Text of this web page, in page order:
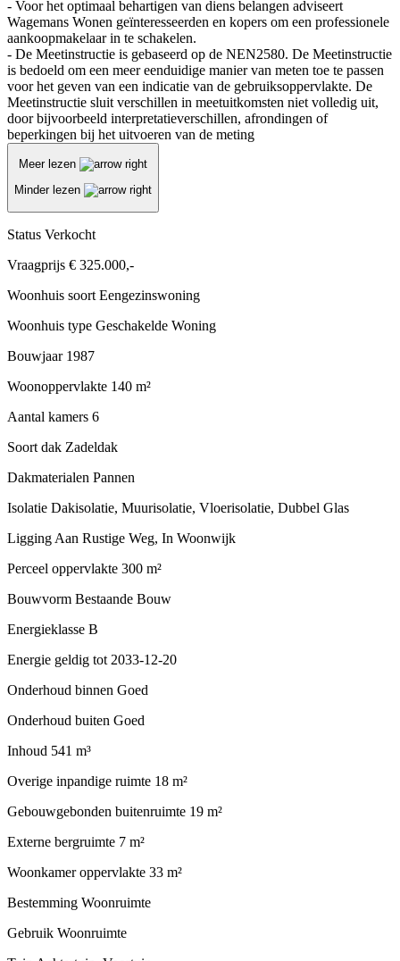
- Voor het optimaal behartigen van diens belangen adviseert
Wagemans Wonen geïnteresseerden en kopers om een professionele
aankoopmakelaar in te schakelen.
- De Meetinstructie is gebaseerd op de NEN2580. De Meetinstructie
is bedoeld om een meer eenduidige manier van meten toe te passen
voor het geven van een indicatie van de gebruiksoppervlakte. De
Meetinstructie sluit verschillen in meetuitkomsten niet volledig uit,
door bijvoorbeeld interpretatieverschillen, afrondingen of
beperkingen bij het uitvoeren van de meting
Meer lezen
Minder lezen
Status Verkocht
Vraagprijs € 325.000,-
Woonhuis soort Eengezinswoning
Woonhuis type Geschakelde Woning
Bouwjaar 1987
Woonoppervlakte 140 m²
Aantal kamers 6
Soort dak Zadeldak
Dakmaterialen Pannen
Isolatie Dakisolatie, Muurisolatie, Vloerisolatie, Dubbel Glas
Ligging Aan Rustige Weg, In Woonwijk
Perceel oppervlakte 300 m²
Bouwvorm Bestaande Bouw
Energieklasse B
Energie geldig tot 2033-12-20
Onderhoud binnen Goed
Onderhoud buiten Goed
Inhoud 541 m³
Overige inpandige ruimte 18 m²
Gebouwgebonden buitenruimte 19 m²
Externe bergruimte 7 m²
Woonkamer oppervlakte 33 m²
Bestemming Woonruimte
Gebruik Woonruimte